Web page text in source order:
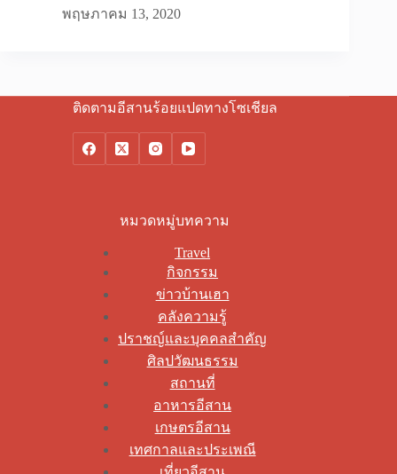
พฤษภาคม 13, 2020
ติดตามอีสานร้อยแปดทางโซเชียล
หมวดหมู่บทความ
Travel
กิจกรรม
ข่าวบ้านเฮา
คลังความรู้
ปราชญ์และบุคคลสำคัญ
ศิลปวัฒนธรรม
สถานที่
อาหารอีสาน
เกษตรอีสาน
เทศกาลและประเพณี